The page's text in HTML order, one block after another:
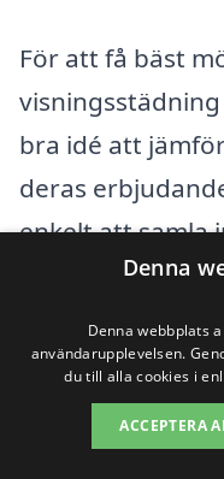
För att få bäst
bra idé att
deras
enkelt att samla
leverantörer,
det mest
Genom att
behov och
du får en
Denna
Denna webbplats
användarupplevelsen.
du till alla cookies i
ACCEPTERA